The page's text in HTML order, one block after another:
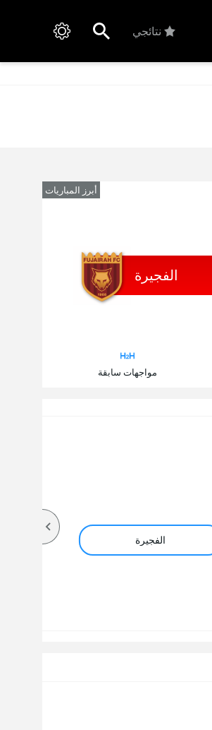
نتائجي
أبرز المباريات
الفجيرة
مواجهات سابقة
الفجيرة